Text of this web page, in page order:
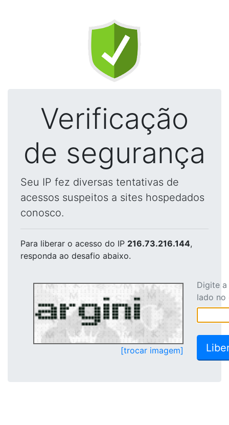
Verificação
de segurança
Seu IP fez diversas tentativas de
acessos suspeitos a sites hospedados
conosco.
Para liberar o acesso do IP 216.73.216.144,
responda ao desafio abaixo.
[trocar imagem]
Digite
lado no